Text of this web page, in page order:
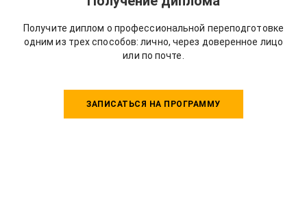
Получите диплом о профессиональной переподготовке
одним из трех способов: лично, через доверенное лицо
или по почте.
ЗАПИСАТЬСЯ НА ПРОГРАММУ